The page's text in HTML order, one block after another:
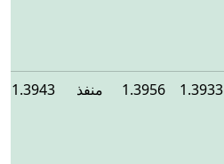
1.3933
1.3956 منفذ 1.3943